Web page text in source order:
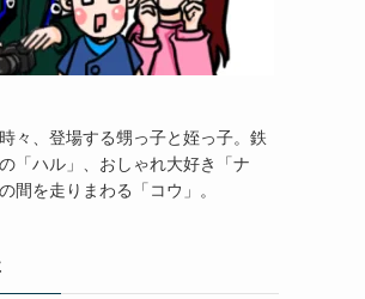
々、登場する甥っ子と姪っ子。鉄
「ハル」、おしゃれ大好き「ナ
間を走りまわる「コウ」。